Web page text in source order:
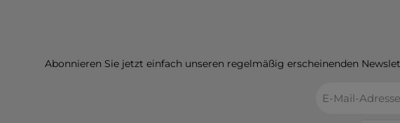
Abonnieren Sie jetzt einfach unseren regelmäßig erscheinenden
Mail-